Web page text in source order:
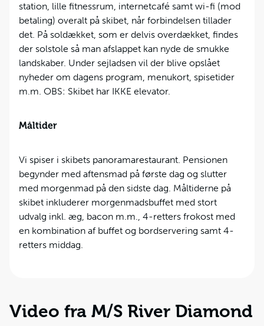
station, lille fitnessrum, internetcafé samt wi-fi (mod
betaling) overalt på skibet, når forbindelsen tillader
det. På soldækket, som er delvis overdækket, findes
der solstole så man afslappet kan nyde de smukke
landskaber. Under sejladsen vil der blive opslået
nyheder om dagens program, menukort, spisetider
m.m. OBS: Skibet har IKKE elevator.
Måltider
Vi spiser i skibets panoramarestaurant. Pensionen
begynder med aftensmad på første dag og slutter
med morgenmad på den sidste dag. Måltiderne på
skibet inkluderer morgenmadsbuffet med stort
udvalg inkl. æg, bacon m.m., 4-retters frokost med
en kombination af buffet og bordservering samt 4-
retters middag.
Video fra M/S River Diamond